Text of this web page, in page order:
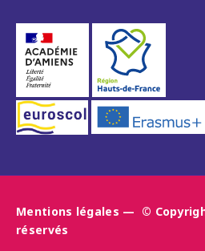
Mentions légales — ©
réservés